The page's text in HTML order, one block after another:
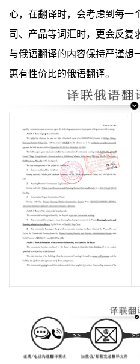
心，在翻译时，会考虑到每一
司、产品等词汇时，更会反复
与俄语翻译的内容保持严谨想
惠有性价比的俄语翻译。